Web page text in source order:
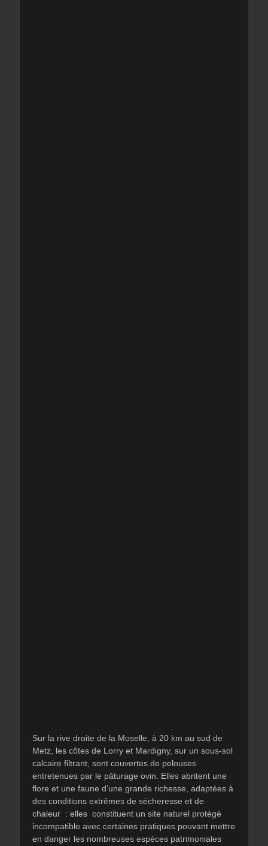
Sur la rive droite de la Moselle, à 20 km au sud de
Metz, les côtes de Lorry et Mardigny, sur un sous-sol
calcaire filtrant, sont couvertes de pelouses
entretenues par le pâturage ovin. Elles abritent une
flore et une faune d’une grande richesse, adaptées à
des conditions extrêmes de sécheresse et de
chaleur : elles constituent un site naturel protégé
incompatible avec certaines pratiques pouvant mettre
en danger les nombreuses espèces patrimoniales